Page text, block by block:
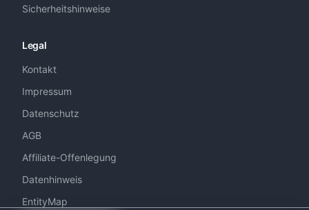
Sicherheitshinweise
Legal
Kontakt
Impressum
Datenschutz
AGB
Affiliate-Offenlegung
Datenhinweis
EntityMap